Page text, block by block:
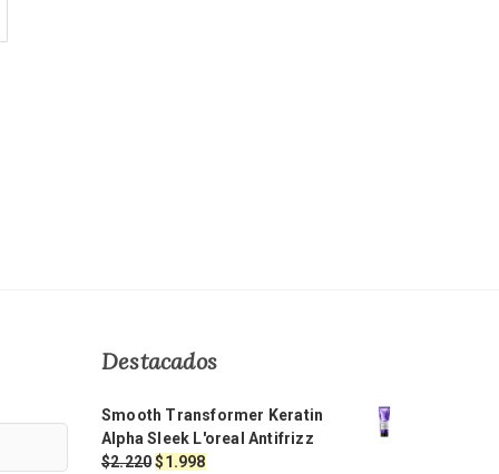
Destacados
Smooth Transformer Keratin
Alpha Sleek L'oreal Antifrizz
$2.220El
$1.998El